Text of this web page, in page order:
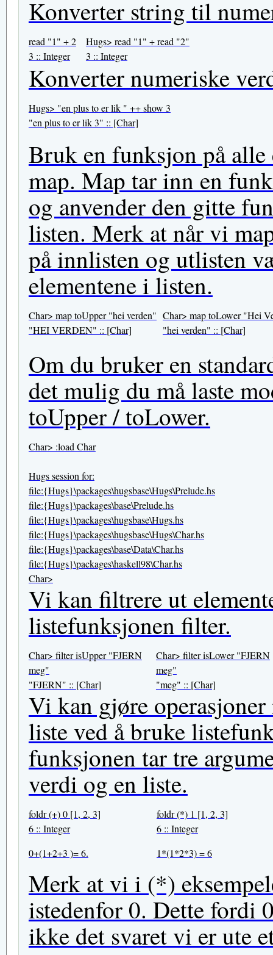
Konverter string til
read "1" + 2
3 :: Integer
Hugs> read "1" + read "2"
3 :: Integer
Konverter numeriske
Hugs> "en plus to er lik " ++ show 3
"en plus to er lik 3" :: [Char]
Bruk en funksjon på
map. Map tar inn en
og anvender den gitte
listen. Merk at når vi
på innlisten og utlisten
elementene i listen.
Char> map toUpper "hei verden"
"HEI VERDEN" :: [Char]
Char> map toLower "Hei
"hei verden" :: [Char]
Om du bruker en
det mulig du må laste
toUpper / toLower.
Char> :load Char
Hugs session for:
file:{Hugs}\packages\hugsbase\Hugs\Prelude.hs
file:{Hugs}\packages\base\Prelude.hs
file:{Hugs}\packages\hugsbase\Hugs.hs
file:{Hugs}\packages\hugsbase\Hugs\Char.hs
file:{Hugs}\packages\base\Data\Char.hs
file:{Hugs}\packages\haskell98\Char.hs
Char>
Vi kan filtrere ut
listefunksjonen filter.
Char> filter isUpper "FJERN
meg"
"FJERN" :: [Char]
Char> filter isLower "FJERN
meg"
"meg" :: [Char]
Vi kan gjøre
liste ved å bruke
funksjonen tar tre
verdi og en liste.
foldr (+) 0 [1, 2, 3]
6 :: Integer
0+(1+2+3 )= 6.
foldr (*) 1 [1, 2, 3]
6 :: Integer
1*(1*2*3) = 6
Merk at vi i (*)
istedenfor 0. Dette
ikke det svaret vi er ute